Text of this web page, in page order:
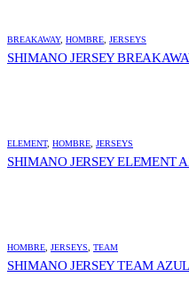
BREAKAWAY, HOMBRE JERSEYS
SHIMANO JERSEY
ELEMENT, HOMBRE JERSEYS
SHIMANO JERSEY ELEMENT
HOMBRE JERSEYS TEAM
SHIMANO JERSEY TEAM